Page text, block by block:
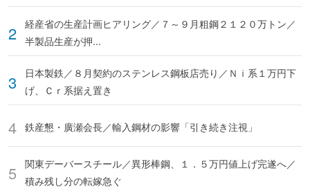
経産省の生産計画ヒアリング／７～９月粗鋼２１２０万トン／
半製品生産が押...
日本製鉄／８月契約のステンレス鋼板店売り／Ｎｉ系１万円下
げ、Ｃｒ系据え置き
鉄産懇・廣瀬会長／輸入鋼材の影響「引き続き注視」
関東デーバースチール／異形棒鋼、１．５万円値上げ完遂へ／
積み残し分の転嫁急ぐ